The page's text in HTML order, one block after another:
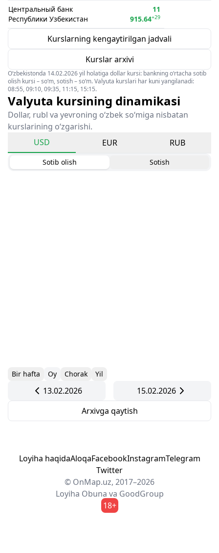
Центральный банк
Республики Узбекистан
11
915.64+29
Kurslarning kengaytirilgan jadvali
Kurslar arxivi
O‘zbekistonda 14.02.2026 yil holatiga dollar kursi: bankning o‘rtacha sotib
olish kursi – so‘m, sotish – so‘m. Valyuta kurslari har kuni yangilanadi:
08:55, 09:10, 09:35, 11:15, 15:15.
Valyuta kursining dinamikasi
Dollar, rubl va yevroning o‘zbek so‘miga nisbatan
kurslarining o‘zgarishi.
USD
EUR RUB
Sotib olish Sotish
Bir hafta Oy Chorak Yil
13.02.2026
15.02.2026
Arxivga qaytish
Loyiha haqidaAloqaFacebookInstagramTelegram
Twitter
© OnMap.uz, 2017–2026
Loyiha Obuna va GoodGroup
18+